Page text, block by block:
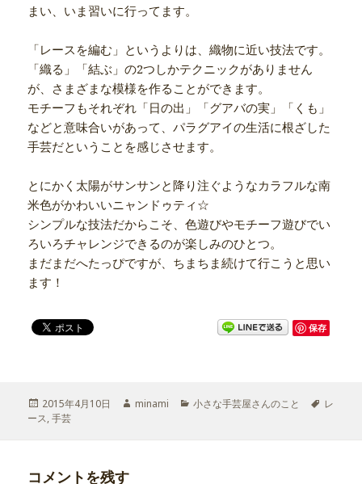
まい、いま習いに行ってます。
「レースを編む」というよりは、織物に近い技法です。
「織る」「結ぶ」の2つしかテクニックがありません
が、さまざまな模様を作ることができます。
モチーフもそれぞれ「日の出」「グアバの実」「くも」
などと意味合いがあって、パラグアイの生活に根ざした
手芸だということを感じさせます。
とにかく太陽がサンサンと降り注ぐようなカラフルな南
米色がかわいいニャンドゥティ☆
シンプルな技法だからこそ、色遊びやモチーフ遊びでい
ろいろチャレンジできるのが楽しみのひとつ。
まだまだへたっぴですが、ちまちま続けて行こうと思い
ます！
保存
投
稿
2015年4月10日
作
minami
カ
小さな手芸屋さんのこと
タ
レ
ース,手芸
コメントを残す